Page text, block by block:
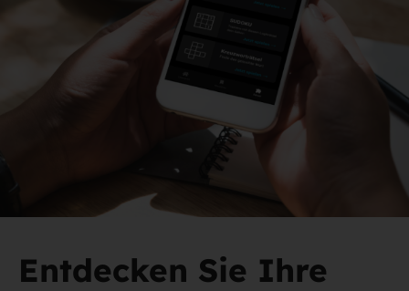
Entdecken Sie Ihre